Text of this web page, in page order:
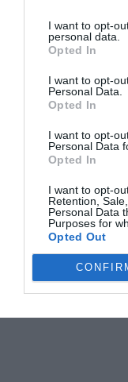
I want to opt-
personal data.
Opted In
I want to opt-
Personal Data.
Opted In
I want to opt-
Personal Data
Opted In
I want to opt-
Retention,
Personal Data
Purposes for
Opted Out